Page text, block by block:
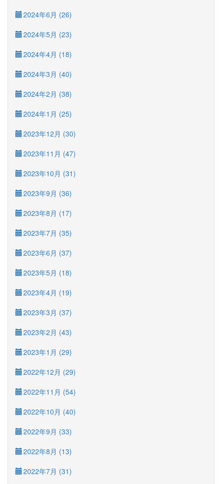
2024年6月 (26)
2024年5月 (23)
2024年4月 (18)
2024年3月 (40)
2024年2月 (38)
2024年1月 (25)
2023年12月 (30)
2023年11月 (47)
2023年10月 (31)
2023年9月 (36)
2023年8月 (17)
2023年7月 (35)
2023年6月 (37)
2023年5月 (18)
2023年4月 (19)
2023年3月 (37)
2023年2月 (43)
2023年1月 (29)
2022年12月 (29)
2022年11月 (54)
2022年10月 (40)
2022年9月 (33)
2022年8月 (13)
2022年7月 (31)